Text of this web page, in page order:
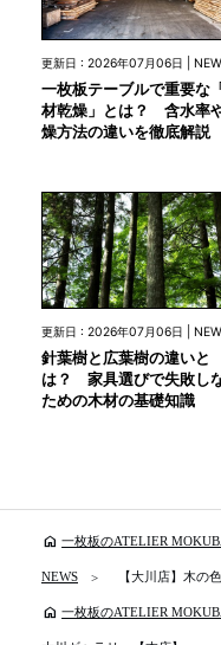
更新日 : 2026年07月06日 |
一枚板テーブルで重要な
材乾燥」とは？ 含水率
燥方法の違いを徹底解説
更新日 : 2026年07月06日 |
針葉樹と広葉樹の違いと
は？ 家具選びで失敗し
ための木材の基礎知識
home 一枚板のATELIER
NEWS 【大川店】木の
home 一枚板のATELIER